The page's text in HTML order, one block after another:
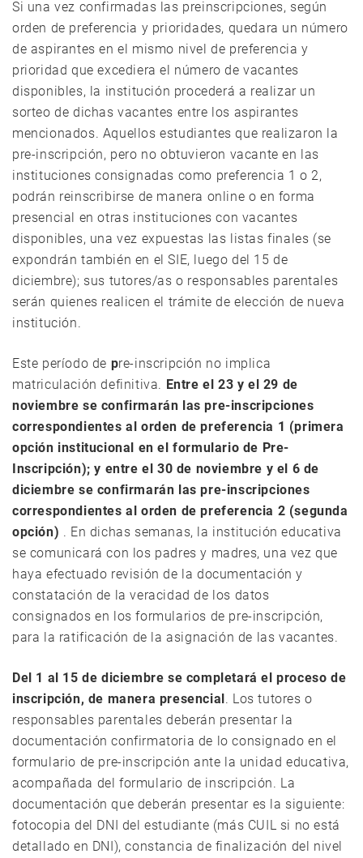
Si una vez confirmadas las preinscripciones, según
orden de preferencia y prioridades, quedara un número
de aspirantes en el mismo nivel de preferencia y
prioridad que excediera el número de vacantes
disponibles, la institución procederá a realizar un
sorteo de dichas vacantes entre los aspirantes
mencionados. Aquellos estudiantes que realizaron la
pre-inscripción, pero no obtuvieron vacante en las
instituciones consignadas como preferencia 1 o 2,
podrán reinscribirse de manera online o en forma
presencial en otras instituciones con vacantes
disponibles, una vez expuestas las listas finales (se
expondrán también en el SIE, luego del 15 de
diciembre); sus tutores/as o responsables parentales
serán quienes realicen el trámite de elección de nueva
institución.
Este período de pre-inscripción no implica
matriculación definitiva. Entre el 23 y el 29 de
noviembre se confirmarán las pre-inscripciones
correspondientes al orden de preferencia 1 (primera
opción institucional en el formulario de Pre-
Inscripción); y entre el 30 de noviembre y el 6 de
diciembre se confirmarán las pre-inscripciones
correspondientes al orden de preferencia 2 (segunda
opción) . En dichas semanas, la institución educativa
se comunicará con los padres y madres, una vez que
haya efectuado revisión de la documentación y
constatación de la veracidad de los datos
consignados en los formularios de pre-inscripción,
para la ratificación de la asignación de las vacantes.
Del 1 al 15 de diciembre se completará el proceso de
inscripción, de manera presencial. Los tutores o
responsables parentales deberán presentar la
documentación confirmatoria de lo consignado en el
formulario de pre-inscripción ante la unidad educativa,
acompañada del formulario de inscripción. La
documentación que deberán presentar es la siguiente:
fotocopia del DNI del estudiante (más CUIL si no está
detallado en DNI), constancia de finalización del nivel